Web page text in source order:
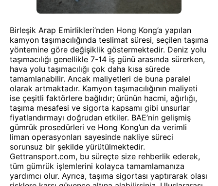
Birleşik Arap Emirlikleri’nden Hong Kong’a yapılan
kamyon taşımacılığında teslimat süresi, seçilen taşıma
yöntemine göre değişiklik göstermektedir. Deniz yolu
taşımacılığı genellikle 7-14 iş günü arasında sürerken,
hava yolu taşımacılığı çok daha kısa sürede
tamamlanabilir. Ancak maliyetleri de buna paralel
olarak artmaktadır. Kamyon taşımacılığının maliyeti
ise çeşitli faktörlere bağlıdır; ürünün hacmi, ağırlığı,
taşıma mesafesi ve sigorta kapsamı gibi unsurlar
fiyatlandırmayı doğrudan etkiler. BAE’nin gelişmiş
gümrük prosedürleri ve Hong Kong’un da verimli
liman operasyonları sayesinde nakliye süreci
sorunsuz bir şekilde yürütülmektedir.
Gettransport.com, bu süreçte size rehberlik ederek,
tüm gümrük işlemlerini kolayca tamamlamanıza
yardımcı olur. Ayrıca, taşıma sigortası yaptırarak olası